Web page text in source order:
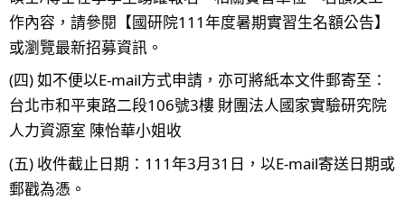
作內容，請參閱【國研院111年度暑期實習生名額公告】
或瀏覽最新招募資訊。
(四) 如不便以E-mail方式申請，亦可將紙本文件郵寄至：
台北市和平東路二段106號3樓 財團法人國家實驗研究院
人力資源室 陳怡華小姐收
(五) 收件截止日期：111年3月31日，以E-mail寄送日期或
郵戳為憑。